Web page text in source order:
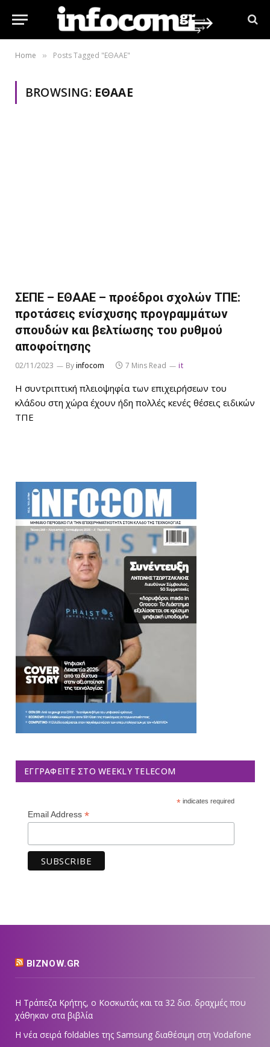
Home » Posts Tagged "ΕΘΑΑΕ"
BROWSING: ΕΘΑΑΕ
ΣΕΠΕ – ΕΘΑΑΕ – προέδροι σχολών ΤΠΕ:
προτάσεις ενίσχυσης προγραμμάτων
σπουδών και βελτίωσης του ρυθμού
αποφοίτησης
02/11/2023 Byinfocom 7 Mins Read it
Η συντριπτική πλειοψηφία των επιχειρήσεων του
κλάδου στη χώρα έχουν ήδη πολλές κενές θέσεις ειδικών
ΤΠΕ
ΕΓΓΡΑΦΕΊΤΕ ΣΤΟ WEEKLY TELECOM
*indicates required
Email Address *
BIZNOW.GR
Η Τράπεζα Κρήτης, ο Κοσκωτάς και τα 32 δισ. δραχμές που
χάθηκαν στα βιβλία
Η νέα σειρά foldables της Samsung διαθέσιμη στη Vodafone